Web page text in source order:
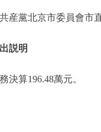
産黨北京市委員會市
説明
決算196.48萬元。